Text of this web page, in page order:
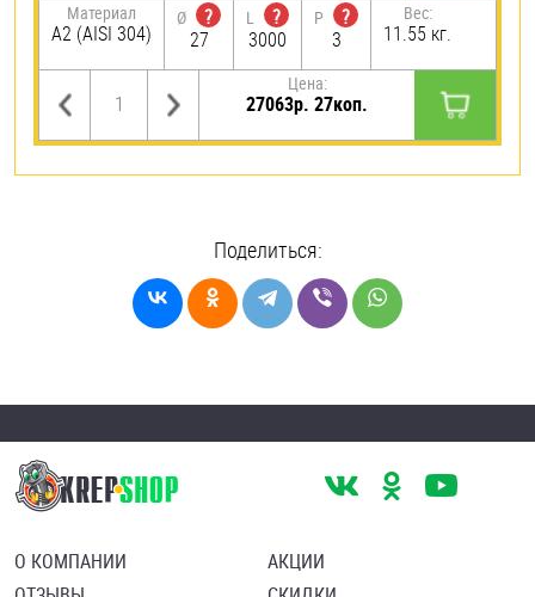
Материал
А2 (AISI 304)
Ø
?
27
L
?
3000
P
?
3
Вес:
11.55 кг.
Цена:
27063р. 27коп.
Поделиться:
О КОМПАНИИ
АКЦИИ